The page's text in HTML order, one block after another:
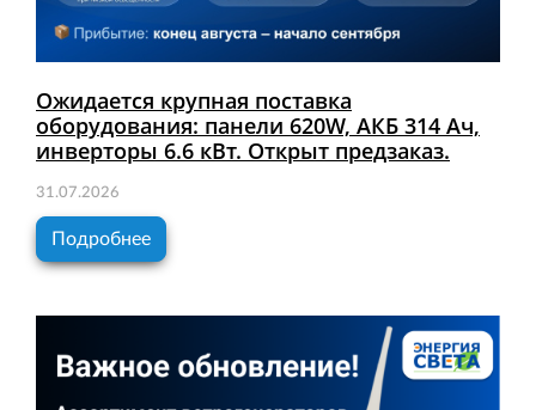
Ожидается крупная поставка
оборудования: панели 620W, АКБ 314 Ач,
инверторы 6.6 кВт. Открыт предзаказ.
31.07.2026
Подробнее